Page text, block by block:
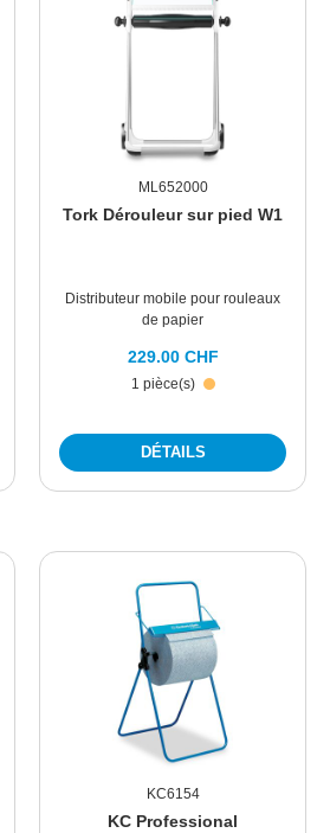
ML652000
Tork Dérouleur sur pied W1
Distributeur mobile pour rouleaux
de papier
1 pièce(s)
229.00 CHF
DÉTAILS
KC6154
KC Professional